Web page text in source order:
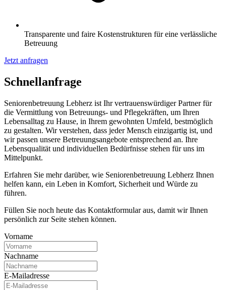
Transparente und faire Kostenstrukturen für eine verlässliche
Betreuung
Jetzt anfragen
Schnell­anfrage
Seniorenbetreuung Lebherz ist Ihr vertrauenswürdiger Partner für
die Vermittlung von Betreuungs- und Pflegekräften, um Ihren
Lebensalltag zu Hause, in Ihrem gewohnten Umfeld, bestmöglich
zu gestalten. Wir verstehen, dass jeder Mensch einzigartig ist, und
wir passen unsere Betreuungsangebote entsprechend an. Ihre
Lebensqualität und individuellen Bedürfnisse stehen für uns im
Mittelpunkt.
Erfahren Sie mehr darüber, wie Seniorenbetreuung Lebherz Ihnen
helfen kann, ein Leben in Komfort, Sicherheit und Würde zu
führen.
Füllen Sie noch heute das Kontaktformular aus, damit wir Ihnen
persönlich zur Seite stehen können.
Vorname
Nachname
E-Mailadresse